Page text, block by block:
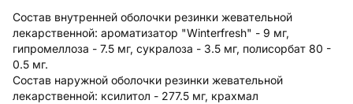
Состав внутренней оболочки резинки жевательной
лекарственной: ароматизатор "Winterfresh" - 9 мг,
гипромеллоза - 7.5 мг, сукралоза - 3.5 мг, полисорбат 80 -
0.5 мг.
Состав наружной оболочки резинки жевательной
лекарственной: ксилитол - 277.5 мг, крахмал